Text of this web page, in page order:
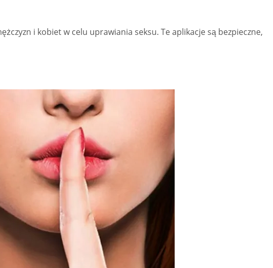
i kobiet w celu uprawiania seksu. Te aplikacje są bezpieczne,